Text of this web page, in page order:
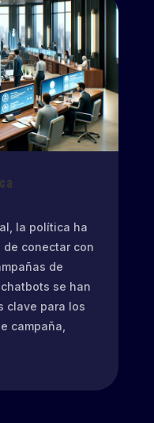
la política ha
conectar con
de
se han
clave para los
campaña,